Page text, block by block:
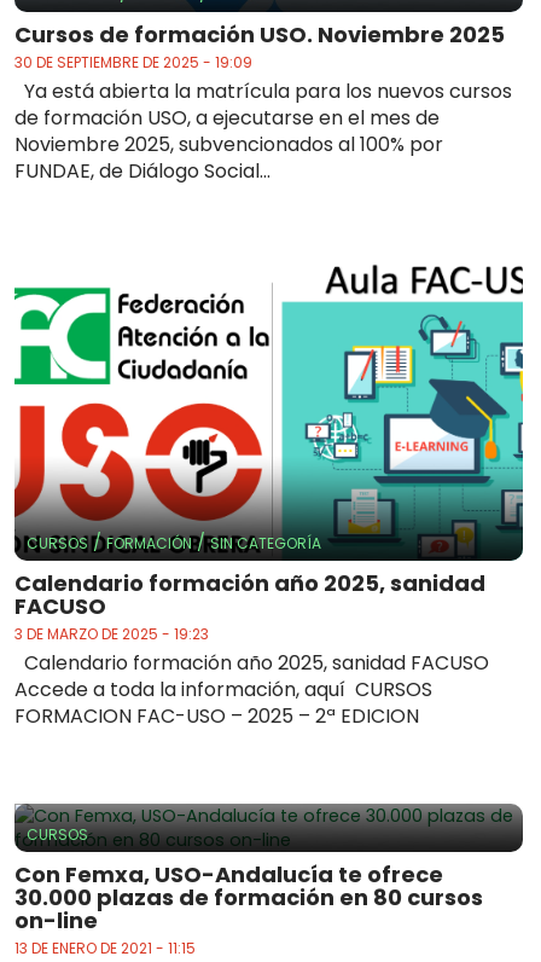
Cursos de formación USO. Noviembre 2025
30 DE SEPTIEMBRE DE 2025 - 19:09
Ya está abierta la matrícula para los nuevos cursos
de formación USO, a ejecutarse en el mes de
Noviembre 2025, subvencionados al 100% por
FUNDAE, de Diálogo Social...
CURSOS/FORMACIÓN/SIN CATEGORÍA
Calendario formación año 2025, sanidad
FACUSO
3 DE MARZO DE 2025 - 19:23
Calendario formación año 2025, sanidad FACUSO
Accede a toda la información, aquí CURSOS
FORMACION FAC-USO – 2025 – 2ª EDICION
CURSOS
Con Femxa, USO-Andalucía te ofrece
30.000 plazas de formación en 80 cursos
on-line
13 DE ENERO DE 2021 - 11:15